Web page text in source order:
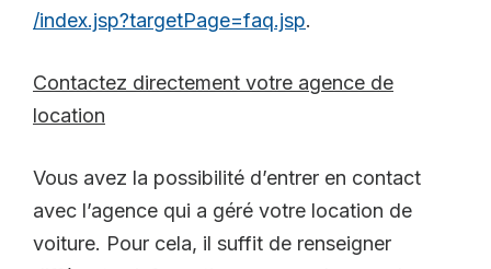
/index.jsp?targetPage=faq.jsp.
Contactez directement votre agence de
location
Vous avez la possibilité d’entrer en contact
avec l’agence qui a géré votre location de
voiture. Pour cela, il suffit de renseigner